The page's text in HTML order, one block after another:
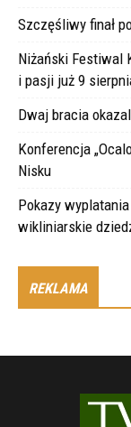
Szczęśliwy finał
Niżański Festiwal
i pasji już 9
Dwaj bracia
Konferencja
Nisku
Pokazy
wikliniarskie
REKLAMA